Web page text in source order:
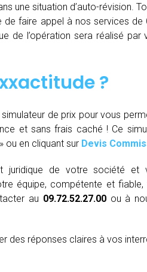
une situation d’auto-révision.
faire appel à nos services
de l’opération sera réalisé
?
de prix pour vous
et sans frais caché ! Ce
ou en cliquant sur Devis
juridique de votre société et
équipe, compétente et
au 09.72.52.27.00ou à
des réponses claires à vos